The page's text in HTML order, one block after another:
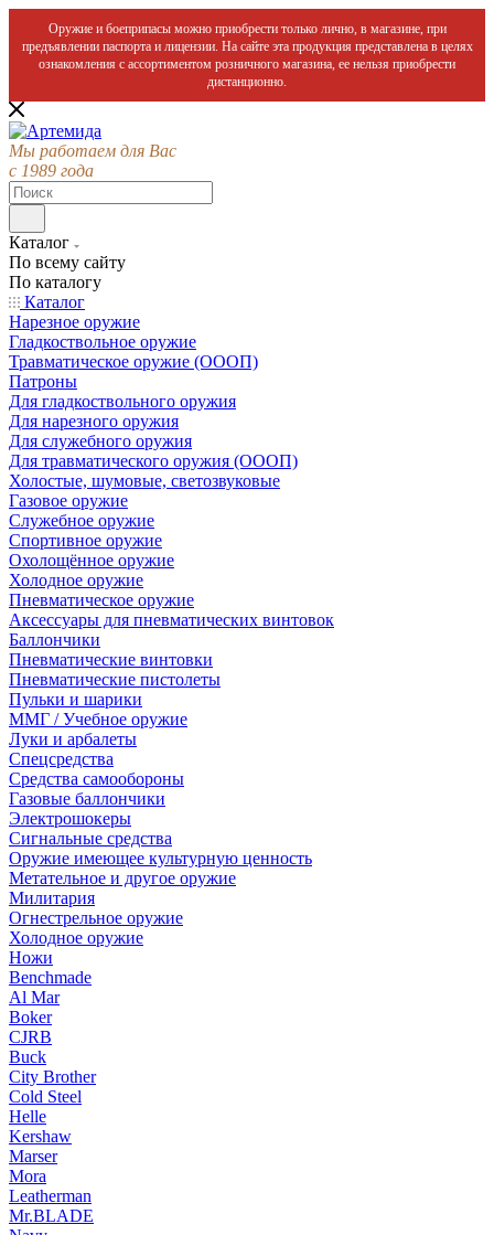
Оружие и боеприпасы можно приобрести только лично, в магазине, при
предъявлении паспорта и лицензии. На сайте эта продукция представлена в целях
ознакомления с ассортиментом розничного магазина, ее нельзя приобрести
дистанционно.
Мы работаем для Вас
с 1989 года
Каталог
По всему сайту
По каталогу
Каталог
Нарезное оружие
Гладкоствольное оружие
Травматическое оружие (ОООП)
Патроны
Для гладкоствольного оружия
Для нарезного оружия
Для служебного оружия
Для травматического оружия (ОООП)
Холостые, шумовые, светозвуковые
Газовое оружие
Служебное оружие
Спортивное оружие
Охолощённое оружие
Холодное оружие
Пневматическое оружие
Аксессуары для пневматических винтовок
Баллончики
Пневматические винтовки
Пневматические пистолеты
Пульки и шарики
ММГ / Учебное оружие
Луки и арбалеты
Спецсредства
Средства самообороны
Газовые баллончики
Электрошокеры
Сигнальные средства
Оружие имеющее культурную ценность
Метательное и другое оружие
Милитария
Огнестрельное оружие
Холодное оружие
Ножи
Benchmade
Al Mar
Boker
CJRB
Buck
City Brother
Cold Steel
Helle
Kershaw
Marser
Mora
Leatherman
Mr.BLADE